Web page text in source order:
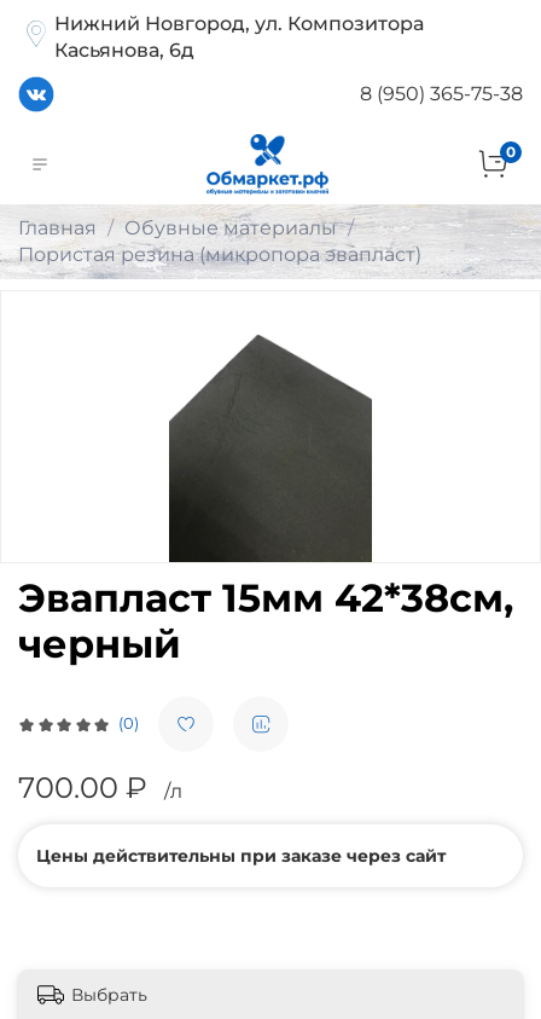
Нижний Новгород, ул. Композитора
Касьянова, 6д
8 (950) 365-75-38
0
Главная
Обувные материалы
Пористая резина (микропора эвапласт)
(0)
Эвапласт 15мм 42*38см,
черный
700.00 ₽ /л
Цены действительны при заказе через сайт
Выбрать